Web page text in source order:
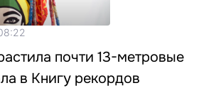
почти 13-метровые
в Книгу рекордов